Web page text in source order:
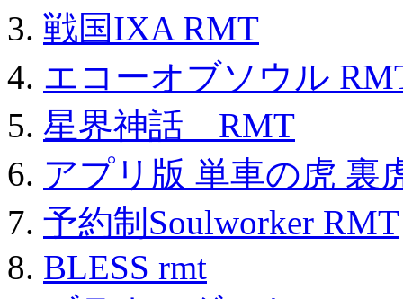
戦国IXA RMT
エコーオブソウル
星界神話 RMT
アプリ版 単車の虎 裏
予約制Soulworker RMT
BLESS rmt